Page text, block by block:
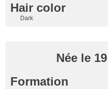
Hair color
Dark
Née le
Formation